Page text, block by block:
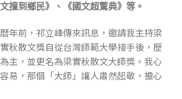
撞到鄉民》、《國文超驚典》等。
前，祁立峰傳來訊息，邀請我主持梁
秋散文獎自從台灣師範大學接手後，歷
主，並更名為梁實秋散文大師獎。我心
易，那個「大師」讓人肅然起敬，擔心